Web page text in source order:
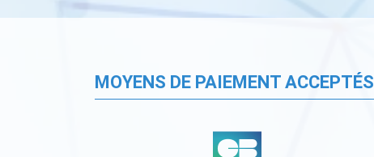
MOYENS DE PAIEMENT ACCEPTÉS